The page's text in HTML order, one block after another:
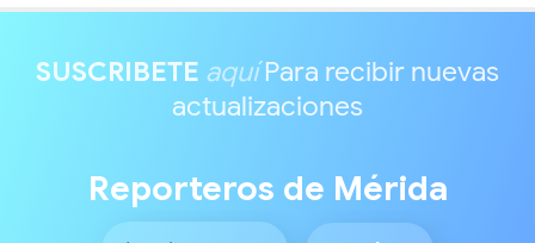
SUSCRIBETE aquíPara recibir nuevas
actualizaciones
Reporteros de Mérida